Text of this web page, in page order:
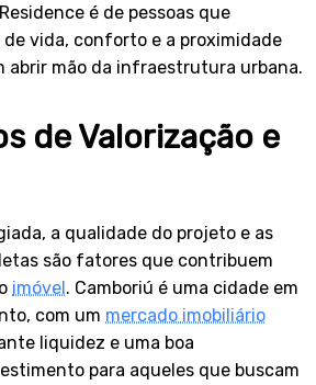
é de pessoas que
vida, conforto e a proximidade
abrir mão da infraestrutura urbana.
de Valorização e
a qualidade do projeto e as
são fatores que contribuem
imóvel. Camboriú é uma cidade em
com um mercado imobiliário
liquidez e uma boa
para aqueles que buscam